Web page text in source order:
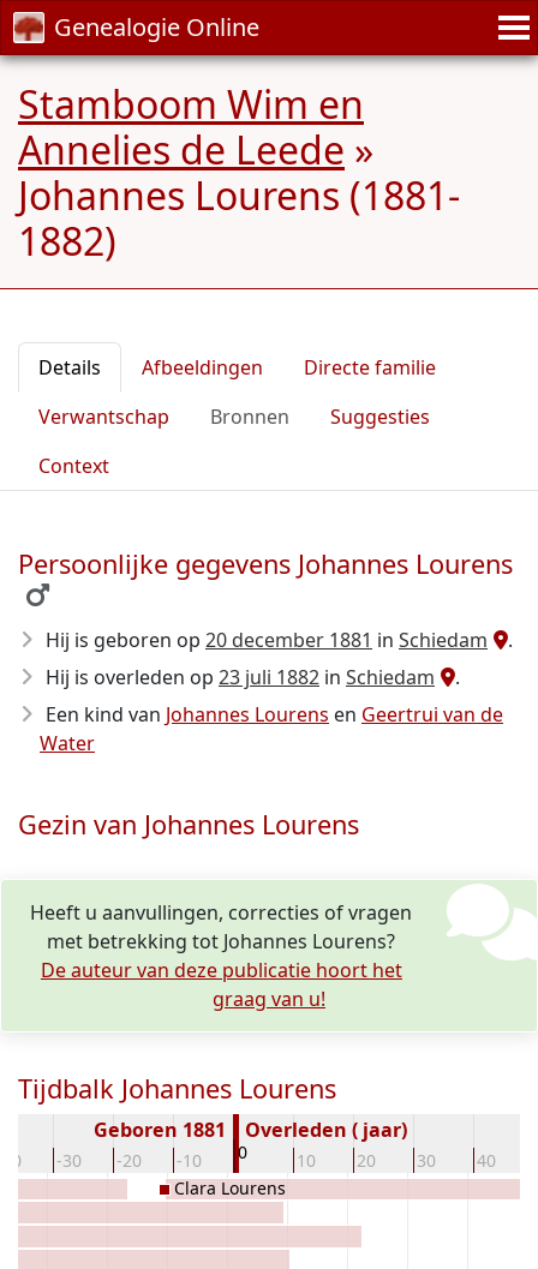
Genealogie Online
Stamboom Wim en
Annelies de Leede »
Johannes Lourens (1881-
1882)
Details Afbeeldingen
Directe familie
Verwantschap
Bronnen
Suggesties
Context
Persoonlijke gegevens Johannes Lourens
Hij is geboren op 20 december 1881 in Schiedam
.
Hij is overleden op 23 juli 1882 in Schiedam
.
Een kind van Johannes Lourens en Geertrui van de
Water
Gezin van Johannes Lourens
Heeft u aanvullingen, correcties of vragen
met betrekking tot Johannes Lourens?
De auteur van deze publicatie hoort het
graag van u!
Tijdbalk Johannes Lourens
-30 -20 -10 0 10 20 30 40
Geboren 1881 Overleden ( jaar)
Clara Lourens